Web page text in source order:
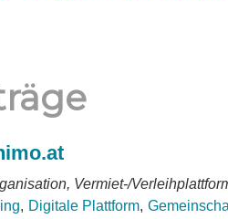
Vermiet-/
Digitale Plattform